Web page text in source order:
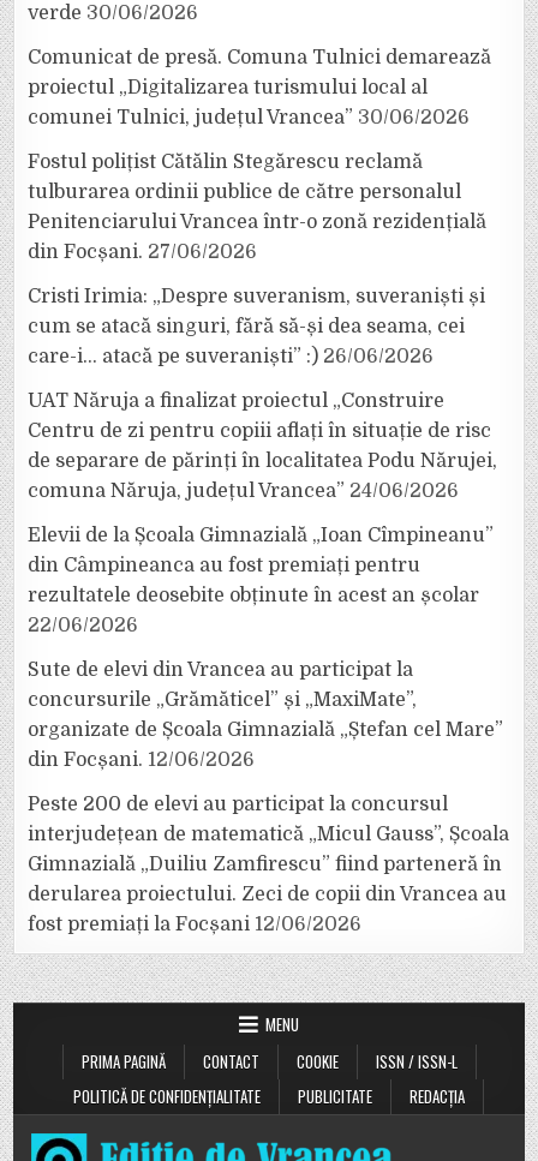
verde 30/06/2026
Comunicat de presă. Comuna Tulnici demarează
proiectul „Digitalizarea turismului local al
comunei Tulnici, județul Vrancea” 30/06/2026
Fostul polițist Cătălin Stegărescu reclamă
tulburarea ordinii publice de către personalul
Penitenciarului Vrancea într-o zonă rezidențială
din Focșani. 27/06/2026
Cristi Irimia: „Despre suveranism, suveraniști și
cum se atacă singuri, fără să-și dea seama, cei
care-i… atacă pe suveraniști” :) 26/06/2026
UAT Năruja a finalizat proiectul „Construire
Centru de zi pentru copiii aflați în situație de risc
de separare de părinți în localitatea Podu Nărujei,
comuna Năruja, județul Vrancea” 24/06/2026
Elevii de la Școala Gimnazială „Ioan Cîmpineanu”
din Câmpineanca au fost premiați pentru
rezultatele deosebite obținute în acest an școlar
22/06/2026
Sute de elevi din Vrancea au participat la
concursurile „Grămăticel” și „MaxiMate”,
organizate de Școala Gimnazială „Ștefan cel Mare”
din Focșani. 12/06/2026
Peste 200 de elevi au participat la concursul
interjudețean de matematică „Micul Gauss”, Școala
Gimnazială „Duiliu Zamfirescu” fiind parteneră în
derularea proiectului. Zeci de copii din Vrancea au
fost premiați la Focșani 12/06/2026
MENU
PRIMA PAGINĂ
CONTACT COOKIE
ISSN / ISSN-L
POLITICĂ DE CONFIDENȚIALITATE
PUBLICITATE REDACȚIA